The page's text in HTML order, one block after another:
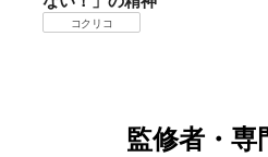
コクリコ
監修者・専